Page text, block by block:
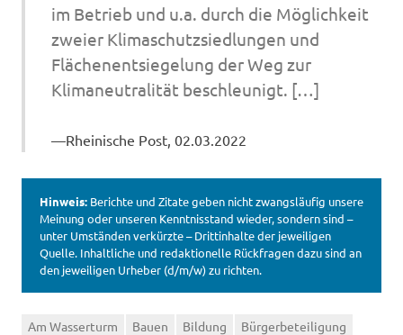
im Betrieb und u.a. durch die Möglichkeit
zweier Klimaschutzsiedlungen und
Flächenentsiegelung der Weg zur
Klimaneutralität beschleunigt. […]
Rheinische Post, 02.03.2022
Hinweis: Berichte und Zitate geben nicht zwangsläufig unsere
Meinung oder unseren Kenntnisstand wieder, sondern sind –
unter Umständen verkürzte – Drittinhalte der jeweiligen
Quelle. Inhaltliche und redaktionelle Rückfragen dazu sind an
den jeweiligen Urheber (d/m/w) zu richten.
Am Wasserturm Bauen Bildung
Bürgerbeteiligung